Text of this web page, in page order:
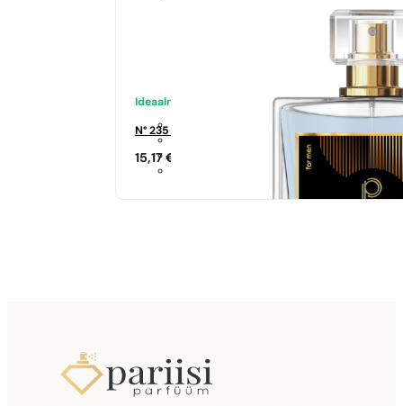
Ideaalne sobivus
N° 235 - 35%
15,17 €